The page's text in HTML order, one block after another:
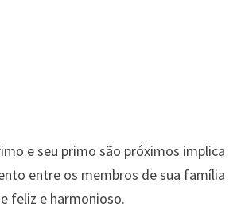
e seu primo são próximos implica
entre os membros de sua família
feliz e harmonioso.